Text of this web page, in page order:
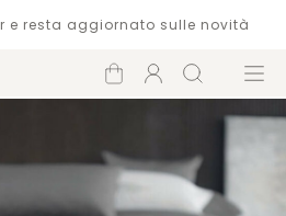
e resta aggiornato sulle novità
Carrello
Account
Cerca Menù